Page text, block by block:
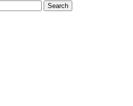
Search